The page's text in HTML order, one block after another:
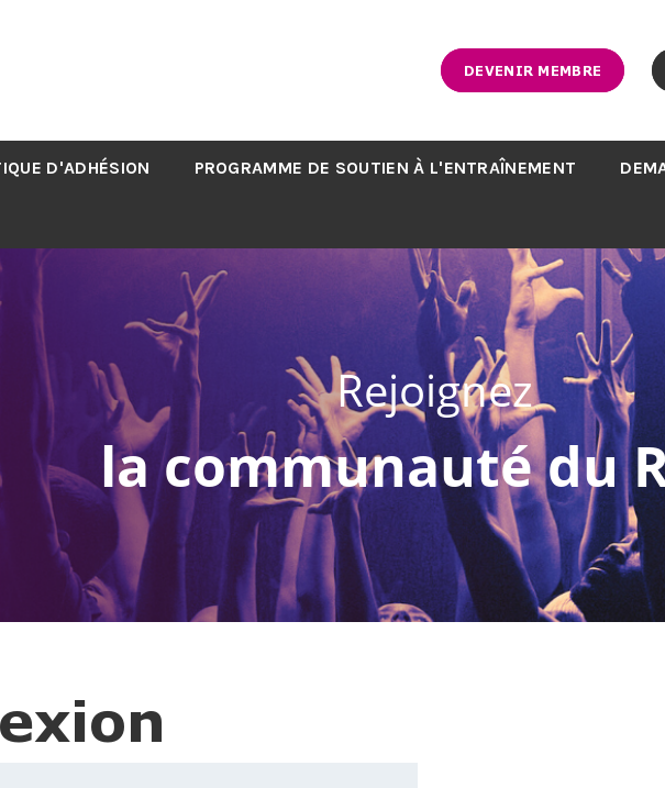
DEVENIR MEMBRE
D'ADHÉSION PROGRAMME DE SOUTIEN À L'ENTRAÎNEMENT
Rejoignez
la communauté du